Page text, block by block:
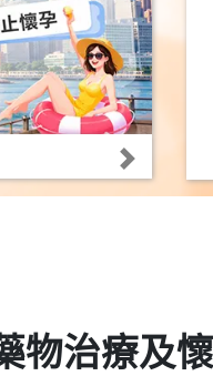
物治療及